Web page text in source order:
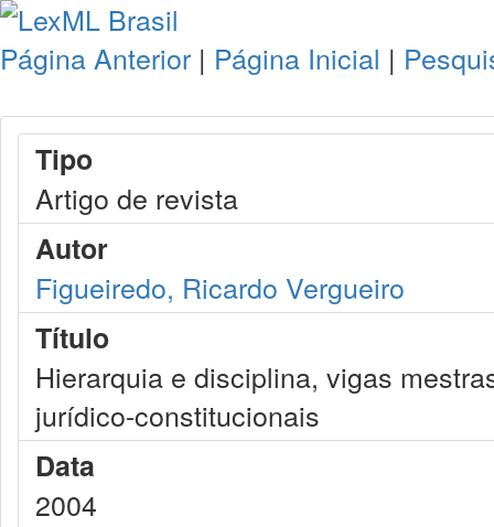
Página Anterior | Página Inicial |
Tipo
Artigo de revista
Autor
Figueiredo, Ricardo Vergueiro
Título
Hierarquia e disciplina, vigas
jurídico-constitucionais
Data
2004